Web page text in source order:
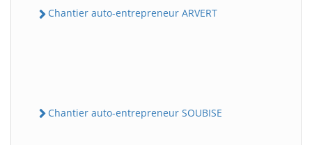
Chantier auto-entrepreneur ARVERT
Chantier auto-entrepreneur SOUBISE